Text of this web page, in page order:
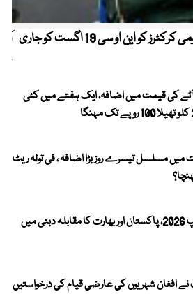
کیریبین پریمیئر لیگ ، قومی کرکٹرز کو این او سی 19 اگست کو جاری
کی قیمت میں اضافہ، ایک ہفتے میں کئی
مسلسل تیسرے روز بڑا اضافہ ، فی تولہ ریٹ
ویمنز ایشیا کپ 2026، پاکستان اور بھارت کا مقابلہ دبئی میں
نے افغان شہریوں کی عارضی قیام کی درخواستیں